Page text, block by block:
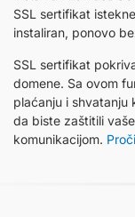
SSL sertifikat
instaliran, ponovo
SSL sertifikat
domene. Sa ovom
plaćanju i
da biste zaštitili
komunikacijom.